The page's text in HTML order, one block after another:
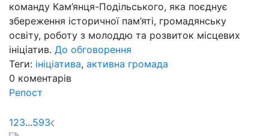
команду Кам’янця-Подільського, яка поєднує
збереження історичної пам’яті, громадянську
освіту, роботу з молоддю та розвиток місцевих
ініціатив. До обговорення
Теги: ініціатива, активна громада
0 коментарів
Репост
123...593